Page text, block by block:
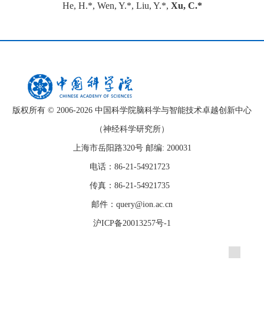
He, H.*, Wen, Y.*, Liu, Y.*, Xu, C.*
版权所有 © 2006-2026 中国科学院脑科学与智能技术卓越创新中心
（神经科学研究所）
上海市岳阳路320号 邮编: 200031
电话：86-21-54921723
传真：86-21-54921735
邮件：query@ion.ac.cn
沪ICP备20013257号-1